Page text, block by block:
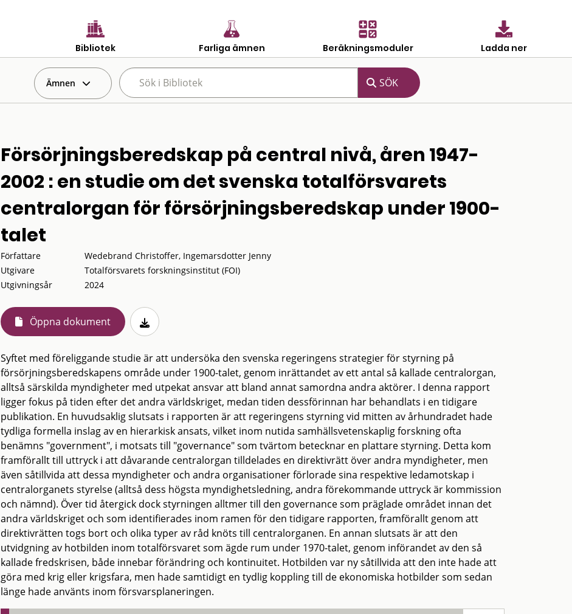
Bibliotek Farliga ämnen Beräkningsmoduler Ladda ner
Ämnen
Försörjningsberedskap på central nivå, åren 1947-
2002 : en studie om det svenska totalförsvarets
centralorgan för försörjningsberedskap under 1900-
talet
Författare
Wedebrand Christoffer, Ingemarsdotter Jenny
Utgivare
Totalförsvarets forskningsinstitut (FOI)
Utgivningsår
2024
Öppna dokument
Syftet med föreliggande studie är att undersöka den svenska regeringens strategier för styrning på
försörjningsberedskapens område under 1900-talet, genom inrättandet av ett antal så kallade centralorgan,
alltså särskilda myndigheter med utpekat ansvar att bland annat samordna andra aktörer. I denna rapport
ligger fokus på tiden efter det andra världskriget, medan tiden dessförinnan har behandlats i en tidigare
publikation. En huvudsaklig slutsats i rapporten är att regeringens styrning vid mitten av århundradet hade
tydliga formella inslag av en hierarkisk ansats, vilket inom nutida samhällsvetenskaplig forskning ofta
benämns "government", i motsats till "governance" som tvärtom betecknar en plattare styrning. Detta kom
framförallt till uttryck i att dåvarande centralorgan tilldelades en direktivrätt över andra myndigheter, men
även såtillvida att dessa myndigheter och andra organisationer förlorade sina respektive ledamotskap i
centralorganets styrelse (alltså dess högsta myndighetsledning, andra förekommande uttryck är kommission
och nämnd). Över tid återgick dock styrningen alltmer till den governance som präglade området innan det
andra världskriget och som identifierades inom ramen för den tidigare rapporten, framförallt genom att
direktivrätten togs bort och olika typer av råd knöts till centralorganen. En annan slutsats är att den
utvidgning av hotbilden inom totalförsvaret som ägde rum under 1970-talet, genom införandet av den så
kallade fredskrisen, både innebar förändring och kontinuitet. Hotbilden var ny såtillvida att den inte hade att
göra med krig eller krigsfara, men hade samtidigt en tydlig koppling till de ekonomiska hotbilder som sedan
länge hade använts inom försvarsplaneringen.